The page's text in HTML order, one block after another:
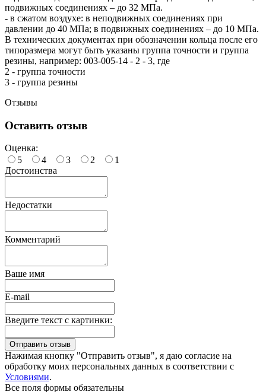
подвижных соединениях – до 32 МПа.
- в сжатом воздухе: в неподвижных соединениях при
давлении до 40 МПа; в подвижных соединениях – до 10 МПа.
В технических документах при обозначении кольца после его
типоразмера могут быть указаны группа точности и группа
резины, например: 003-005-14 - 2 - 3, где
2 - группа точности
3 - группа резины
Отзывы
Оставить отзыв
Оценка:
5
4 3 2
1
Достоинства
Недостатки
Комментарий
Ваше имя
E-mail
Введите текст с картинки:
Нажимая кнопку "Отправить отзыв", я даю согласие на
обработку моих персональных данных в соответствии с
Условиями.
Все поля формы обязательны